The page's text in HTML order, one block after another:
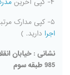
۵- کپی مدارک مرتبط ( در صورتی که مدرکی مرتبط با
اجرا دارید. )
نشانی : خیابان
985 طبقه سوم